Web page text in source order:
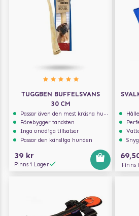
TUGGBEN BUFFELSVANS
30 CM
Passar även den mest kräsna hunden
Förebygger tandsten
Inga onödiga tillsatser
Passar den känsliga hunden
39 kr
Finns i Lager Finns